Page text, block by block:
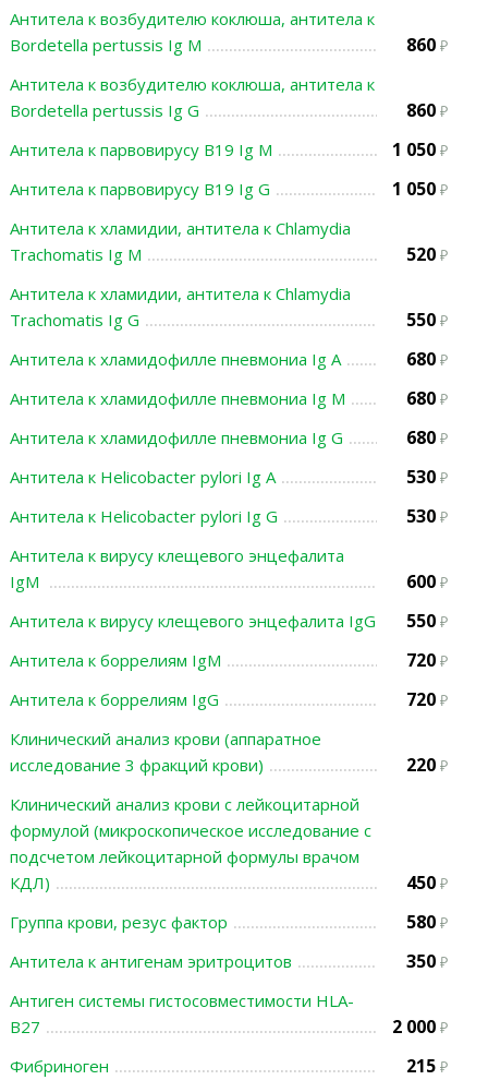
Антитела к возбудителю коклюша, антитела к
Bordetella pertussis Ig M
860
Антитела к возбудителю коклюша, антитела к
Bordetella pertussis Ig G
860
Антитела к парвовирусу В19 Ig M 1 050
Антитела к парвовирусу В19 Ig G 1 050
Антитела к хламидии, антитела к Chlamydia
Trachomatis Ig M
520
Антитела к хламидии, антитела к Chlamydia
Trachomatis Ig G
550
Антитела к хламидофилле пневмониа Ig А 680
Антитела к хламидофилле пневмониа Ig M 680
Антитела к хламидофилле пневмониа Ig G 680
Антитела к Helicobacter pylori Ig A 530
Антитела к Helicobacter pylori Ig G 530
Антитела к вирусу клещевого энцефалита
IgМ
600
Антитела к вирусу клещевого энцефалита IgG 550
Антитела к боррелиям IgМ 720
Антитела к боррелиям IgG 720
Клинический анализ крови (аппаратное
исследование 3 фракций крови)
220
Клинический анализ крови с лейкоцитарной
формулой (микроскопическое исследование с
подсчетом лейкоцитарной формулы врачом
КДЛ)
450
Группа крови, резус фактор 580
Антитела к антигенам эритроцитов 350
Антиген системы гистосовместимости HLA-
B27
2 000
Фибриноген 215